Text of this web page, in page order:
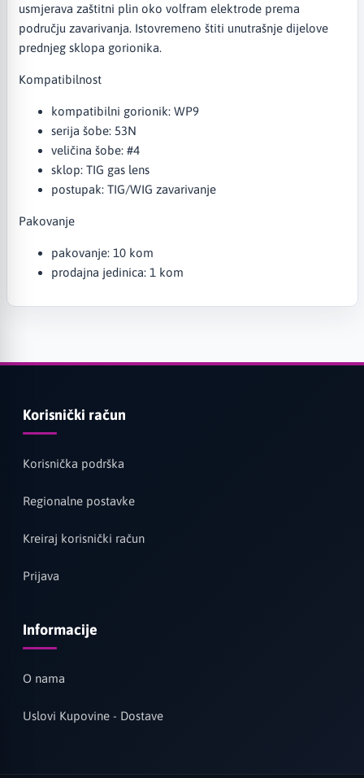
usmjerava zaštitni plin oko volfram elektrode prema
području zavarivanja. Istovremeno štiti unutrašnje dijelove
prednjeg sklopa gorionika.
Kompatibilnost
kompatibilni gorionik: WP9
serija šobe: 53N
veličina šobe: #4
sklop: TIG gas lens
postupak: TIG/WIG zavarivanje
Pakovanje
pakovanje: 10 kom
prodajna jedinica: 1 kom
Korisnički račun
Korisnička podrška
Regionalne postavke
Kreiraj korisnički račun
Prijava
Informacije
O nama
Uslovi Kupovine - Dostave